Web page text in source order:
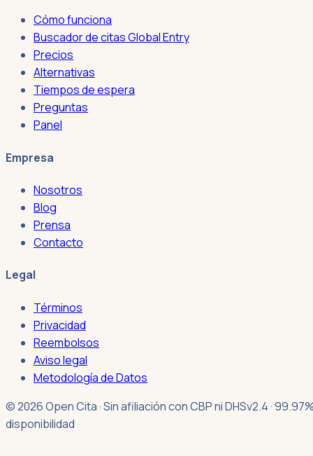
Cómo funciona
Buscador de citas Global Entry
Precios
Alternativas
Tiempos de espera
Preguntas
Panel
Empresa
Nosotros
Blog
Prensa
Contacto
Legal
Términos
Privacidad
Reembolsos
Aviso legal
Metodología de Datos
© 2026 Open Cita · Sin afiliación con CBP ni DHSv2.4 ·
disponibilidad